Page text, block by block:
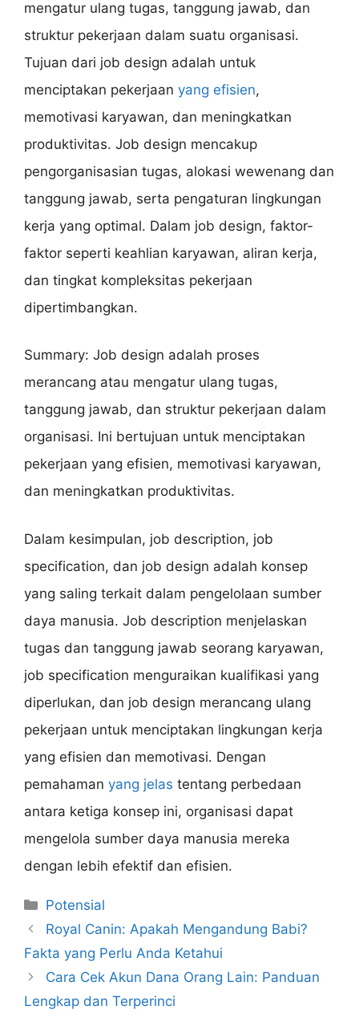
mengatur ulang tugas, tanggung jawab, dan
struktur pekerjaan dalam suatu organisasi.
Tujuan dari job design adalah untuk
menciptakan pekerjaan yang efisien,
memotivasi karyawan, dan meningkatkan
produktivitas. Job design mencakup
pengorganisasian tugas, alokasi wewenang dan
tanggung jawab, serta pengaturan lingkungan
kerja yang optimal. Dalam job design, faktor-
faktor seperti keahlian karyawan, aliran kerja,
dan tingkat kompleksitas pekerjaan
dipertimbangkan.
Summary: Job design adalah proses
merancang atau mengatur ulang tugas,
tanggung jawab, dan struktur pekerjaan dalam
organisasi. Ini bertujuan untuk menciptakan
pekerjaan yang efisien, memotivasi karyawan,
dan meningkatkan produktivitas.
Dalam kesimpulan, job description, job
specification, dan job design adalah konsep
yang saling terkait dalam pengelolaan sumber
daya manusia. Job description menjelaskan
tugas dan tanggung jawab seorang karyawan,
job specification menguraikan kualifikasi yang
diperlukan, dan job design merancang ulang
pekerjaan untuk menciptakan lingkungan kerja
yang efisien dan memotivasi. Dengan
pemahaman yang jelas tentang perbedaan
antara ketiga konsep ini, organisasi dapat
mengelola sumber daya manusia mereka
dengan lebih efektif dan efisien.
Categories
Potensial
Royal Canin: Apakah Mengandung Babi?
Fakta yang Perlu Anda Ketahui
Cara Cek Akun Dana Orang Lain: Panduan
Lengkap dan Terperinci